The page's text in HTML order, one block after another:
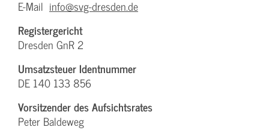
E-Mail info@svg-dresden.de
Registergericht
Dresden GnR 2
Umsatzsteuer Identnummer
DE 140 133 856
Vorsitzender des Aufsichtsrates
Peter Baldeweg